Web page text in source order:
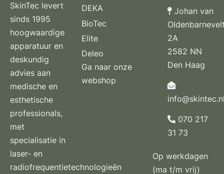
SkinTec levert
sinds 1995
hoogwaardige
apparatuur en
deskundig
advies aan
medische en
esthetische
professionals,
met
specialisatie in
laser- en
radiofrequentietechnologieën
DEKA
BioTec
Elite
Deleo
Ga naar onze
webshop
Johan van
2A
2582 NN
Den Haag
070 217
31 73
Op werkdagen
(ma t/m vrij)